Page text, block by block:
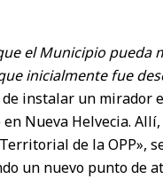
el Municipio pueda
inicialmente fue
instalar un mirador
Nueva Helvecia.
de la OPP»,
un nuevo punto de